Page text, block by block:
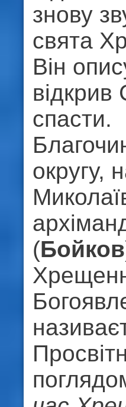
знову
свята
Він
спасти.
округу,
(Бойков